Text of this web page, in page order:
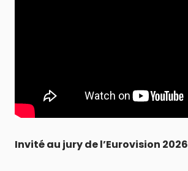
Invité au jury de l’Eurovision 2026